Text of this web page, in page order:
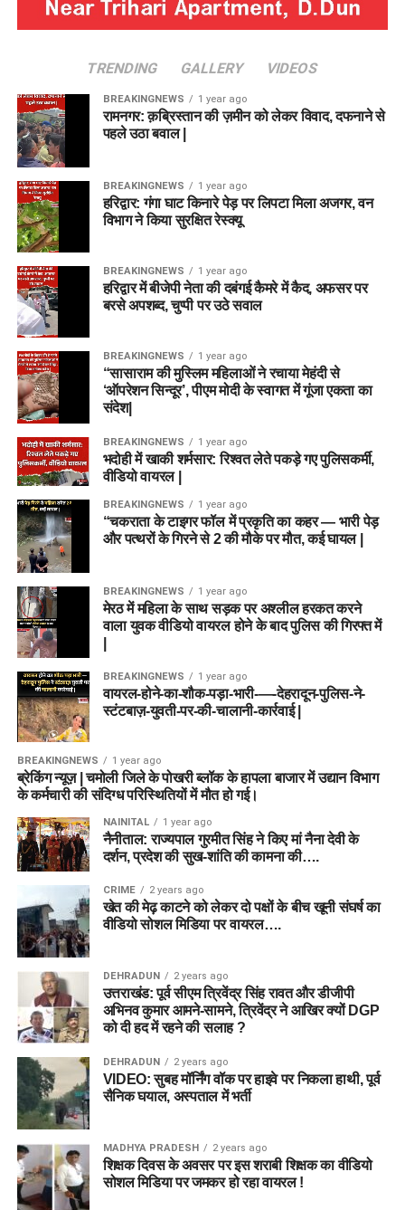
TRENDING GALLERY VIDEOS
BREAKINGNEWS 1 year ago
रामनगर: क़ब्रिस्तान की ज़मीन को लेकर विवाद, दफनाने से
पहले उठा बवाल |
BREAKINGNEWS 1 year ago
हरिद्वार: गंगा घाट किनारे पेड़ पर लिपटा मिला अजगर, वन
विभाग ने किया सुरक्षित रेस्क्यू
BREAKINGNEWS 1 year ago
हरिद्वार में बीजेपी नेता की दबंगई कैमरे में कैद, अफसर पर
बरसे अपशब्द, चुप्पी पर उठे सवाल
BREAKINGNEWS 1 year ago
“सासाराम की मुस्लिम महिलाओं ने रचाया मेहंदी से
‘ऑपरेशन सिन्दूर’, पीएम मोदी के स्वागत में गूंजा एकता का
संदेश|
BREAKINGNEWS 1 year ago
भदोही में खाकी शर्मसार: रिश्वत लेते पकड़े गए पुलिसकर्मी,
वीडियो वायरल |
BREAKINGNEWS 1 year ago
“चकराता के टाइगर फॉल में प्रकृति का कहर — भारी पेड़
और पत्थरों के गिरने से 2 की मौके पर मौत, कई घायल |
BREAKINGNEWS 1 year ago
मेरठ में महिला के साथ सड़क पर अश्लील हरकत करने
वाला युवक वीडियो वायरल होने के बाद पुलिस की गिरफ्त में
BREAKINGNEWS 1 year ago
वायरल-होने-का-शौक-पड़ा-भारी-—-देहरादून-पुलिस-ने-
स्टंटबाज़-युवती-पर-की-चालानी-कार्रवाई |
BREAKINGNEWS 1 year ago
ब्रेकिंग न्यूज़ | चमोली जिले के पोखरी ब्लॉक के हापला बाजार में उद्यान विभाग
के कर्मचारी की संदिग्ध परिस्थितियों में मौत हो गई।
NAINITAL 1 year ago
नैनीताल: राज्यपाल गुरमीत सिंह ने किए मां नैना देवी के
दर्शन, प्रदेश की सुख-शांति की कामना की….
CRIME 2 years ago
खेत की मेढ़ काटने को लेकर दो पक्षों के बीच खूनी संघर्ष का
वीडियो सोशल मिडिया पर वायरल….
DEHRADUN 2 years ago
उत्तराखंड: पूर्व सीएम त्रिवेंद्र सिंह रावत और डीजीपी
अभिनव कुमार आमने-सामने, त्रिवेंद्र ने आखिर क्यों DGP
को दी हद में रहने की सलाह ?
DEHRADUN 2 years ago
VIDEO: सुबह मॉर्निंग वॉक पर हाइवे पर निकला हाथी, पूर्व
सैनिक घयाल, अस्पताल में भर्ती
MADHYA PRADESH 2 years ago
शिक्षक दिवस के अवसर पर इस शराबी शिक्षक का वीडियो
सोशल मिडिया पर जमकर हो रहा वायरल !